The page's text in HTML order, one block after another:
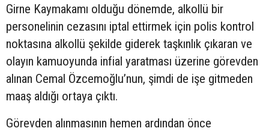
Girne Kaymakamı olduğu dönemde, alkollü bir
personelinin cezasını iptal ettirmek için polis kontrol
noktasına alkollü şekilde giderek taşkınlık çıkaran ve
olayın kamuoyunda infial yaratması üzerine görevden
alınan Cemal Özcemoğlu’nun, şimdi de işe gitmeden
maaş aldığı ortaya çıktı.
Görevden alınmasının hemen ardından önce